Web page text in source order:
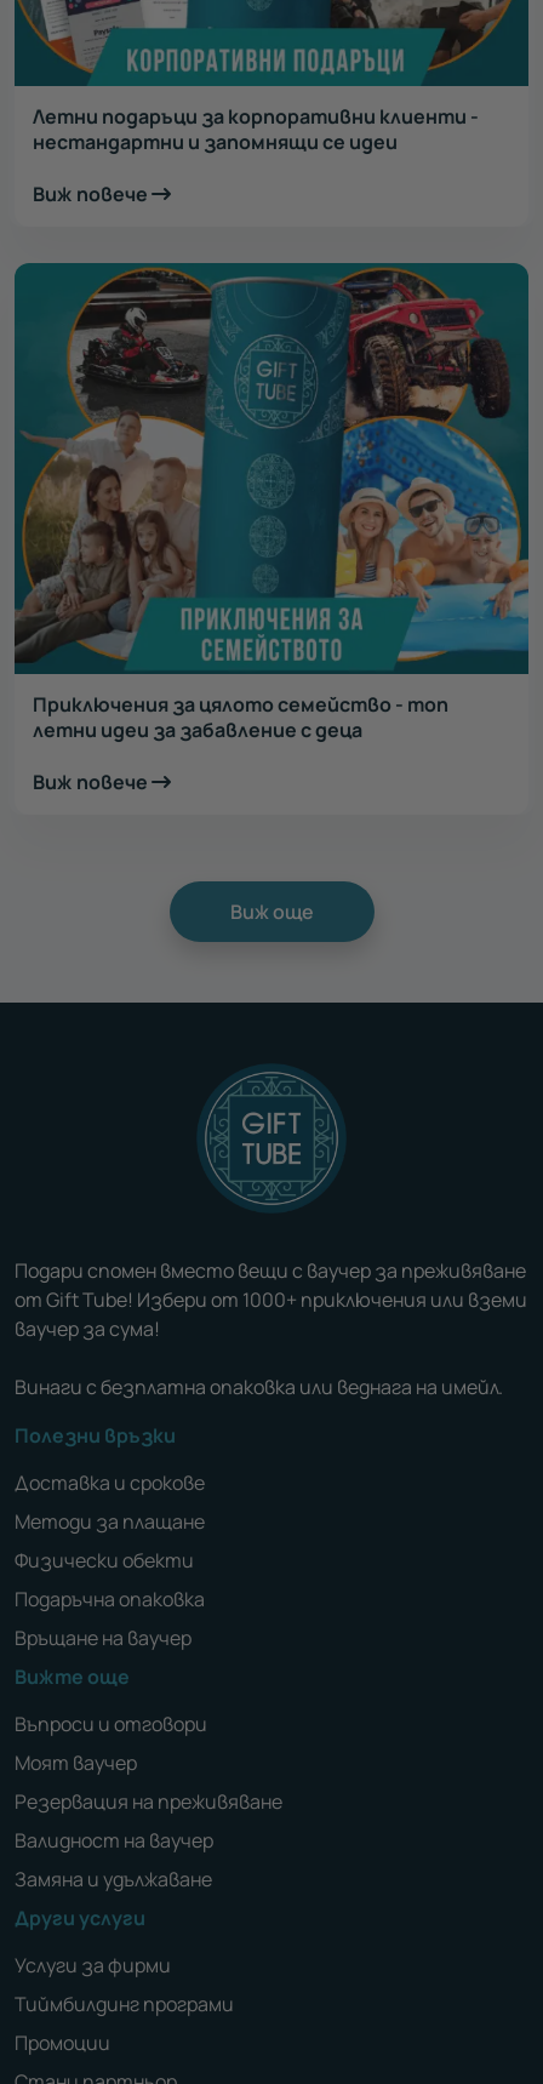
Летни подаръци за корпоративни клиенти -
нестандартни и запомнящи се идеи
Виж повече
Приключения за цялото семейство - топ
летни идеи за забавление с деца
Виж повече
Виж още
Подари спомен вместо вещи с ваучер за преживяване
от Gift Tube! Избери от 1000+ приключения или вземи
ваучер за сума!
Винаги с безплатна опаковка или веднага на имейл.
Полезни връзки
Доставка и срокове
Методи за плащане
Физически обекти
Подаръчна опаковка
Връщане на ваучер
Вижте още
Въпроси и отговори
Моят ваучер
Резервация на преживяване
Валидност на ваучер
Замяна и удължаване
Други услуги
Услуги за фирми
Тиймбилдинг програми
Промоции